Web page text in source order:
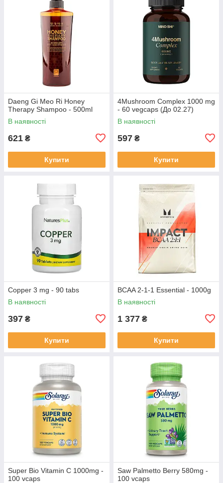
Daeng Gi Meo Ri Honey
Therapy Shampoo - 500ml
В наявності
621 ₴
Купити
4Mushroom Complex 1000 mg
- 60 vegcaps (До 02.27)
В наявності
597 ₴
Купити
Copper 3 mg - 90 tabs
В наявності
397 ₴
Купити
BCAA 2-1-1 Essential - 1000g
В наявності
1 377 ₴
Купити
Super Bio Vitamin C 1000mg -
100 vcaps
Saw Palmetto Berry 580mg -
100 vcaps